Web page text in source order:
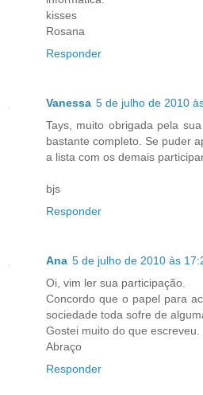
kisses
Rosana
Responder
Vanessa 5 de julho de 2010
Tays, muito obrigada pela
bastante completo. Se puder
a lista com os demais
bjs
Responder
Ana 5 de julho de 2010 às
Oi, vim ler sua participação.
Concordo que o papel para
sociedade toda sofre de
Gostei muito do que escreveu.
Abraço
Responder